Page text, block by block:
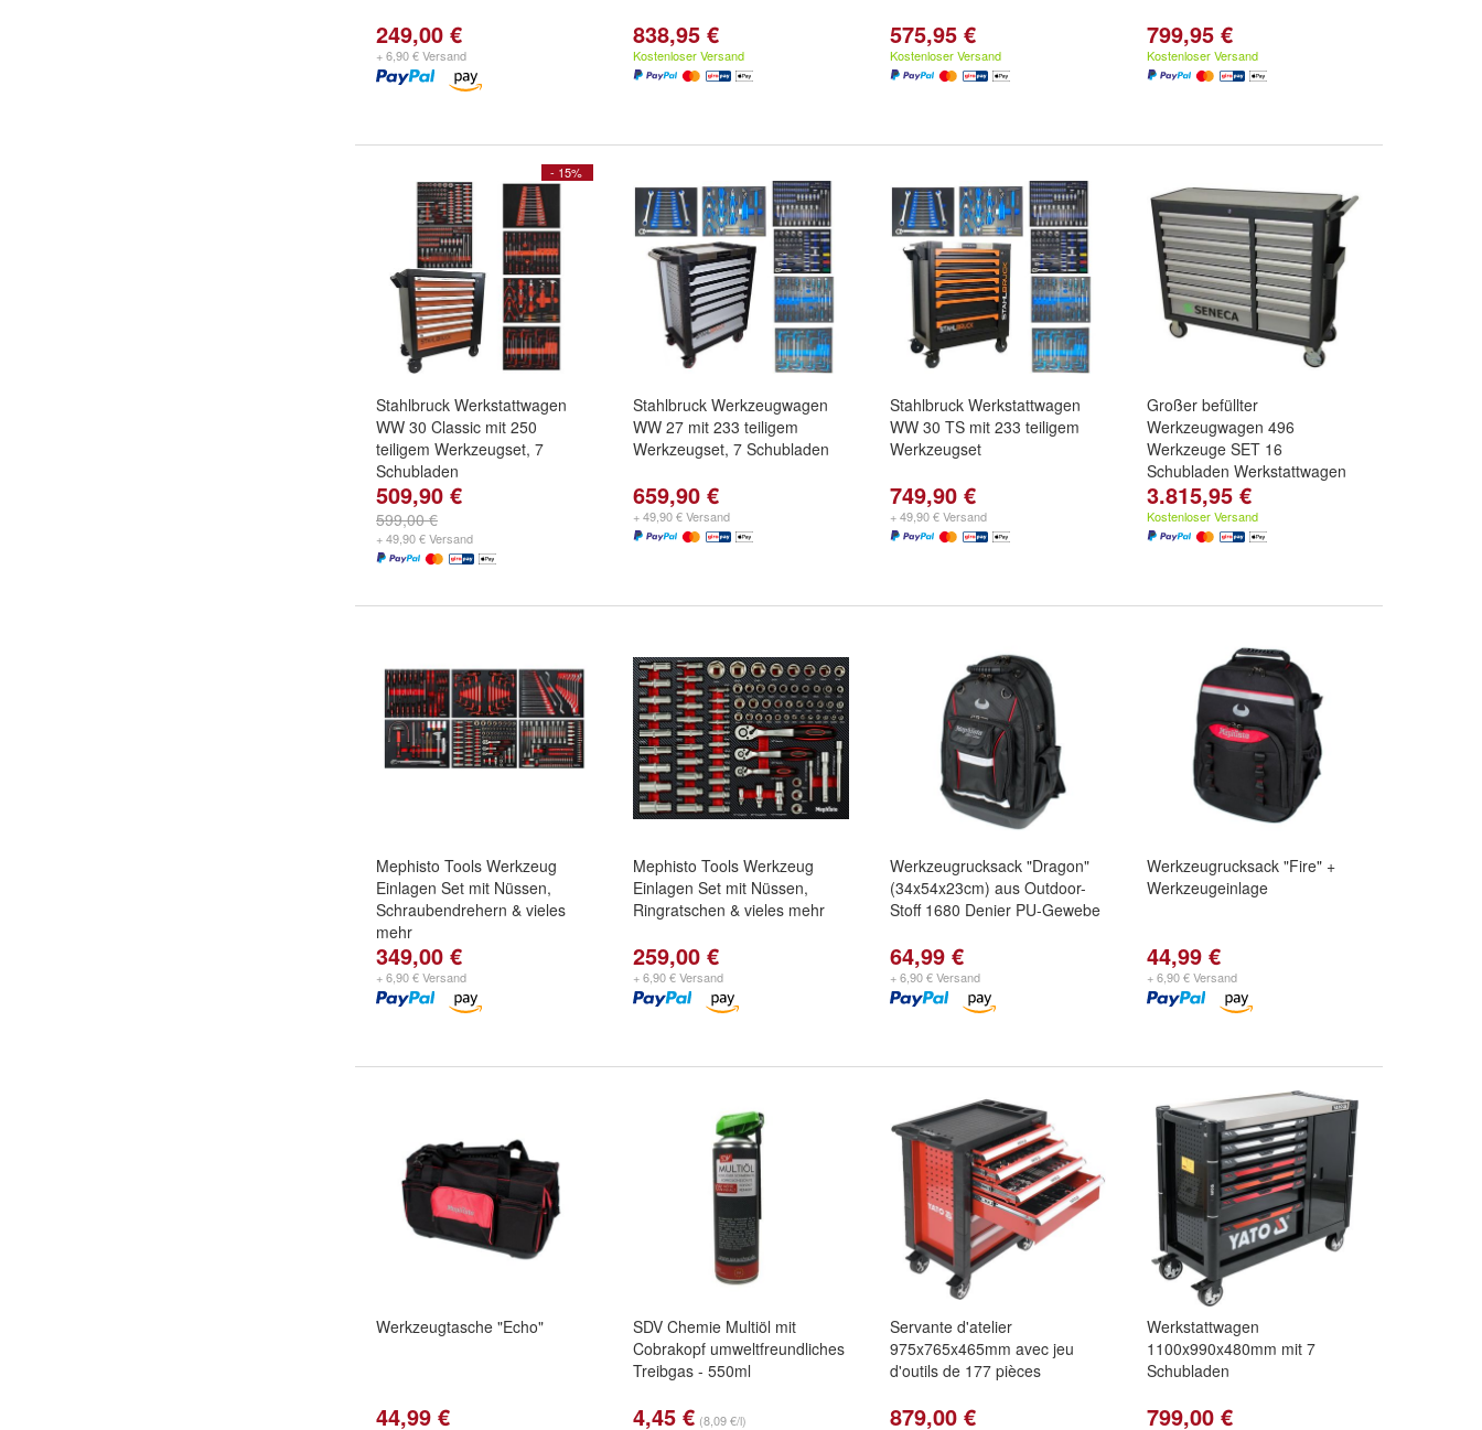
249,00 €
+ 6,90 € Versand
838,95 €
Kostenloser Versand
575,95 €
Kostenloser Versand
799,95 €
Kostenloser Versand
- 15%
Stahlbruck Werkstattwagen
WW 30 Classic mit 250
teiligem Werkzeugset, 7
Schubladen
509,90 €
599,00 €
+ 49,90 € Versand
Stahlbruck Werkzeugwagen
WW 27 mit 233 teiligem
Werkzeugset, 7 Schubladen
659,90 €
+ 49,90 € Versand
Stahlbruck Werkstattwagen
WW 30 TS mit 233 teiligem
Werkzeugset
749,90 €
+ 49,90 € Versand
Großer befüllter
Werkzeugwagen 496
Werkzeuge SET 16
Schubladen Werkstattwagen
3.815,95 €
Kostenloser Versand
Mephisto Tools Werkzeug
Einlagen Set mit Nüssen,
Schraubendrehern & vieles
mehr
349,00 €
+ 6,90 € Versand
Mephisto Tools Werkzeug
Einlagen Set mit Nüssen,
Ringratschen & vieles mehr
259,00 €
+ 6,90 € Versand
Werkzeugrucksack "Dragon"
(34x54x23cm) aus Outdoor-
Stoff 1680 Denier PU-Gewebe
64,99 €
+ 6,90 € Versand
Werkzeugrucksack "Fire" +
Werkzeugeinlage
44,99 €
+ 6,90 € Versand
Werkzeugtasche "Echo"
44,99 €
SDV Chemie Multiöl mit
Cobrakopf umweltfreundliches
Treibgas - 550ml
4,45 € (8,09 €/l)
Servante d'atelier
975x765x465mm avec jeu
d'outils de 177 pièces
879,00 €
Werkstattwagen
1100x990x480mm mit 7
Schubladen
799,00 €